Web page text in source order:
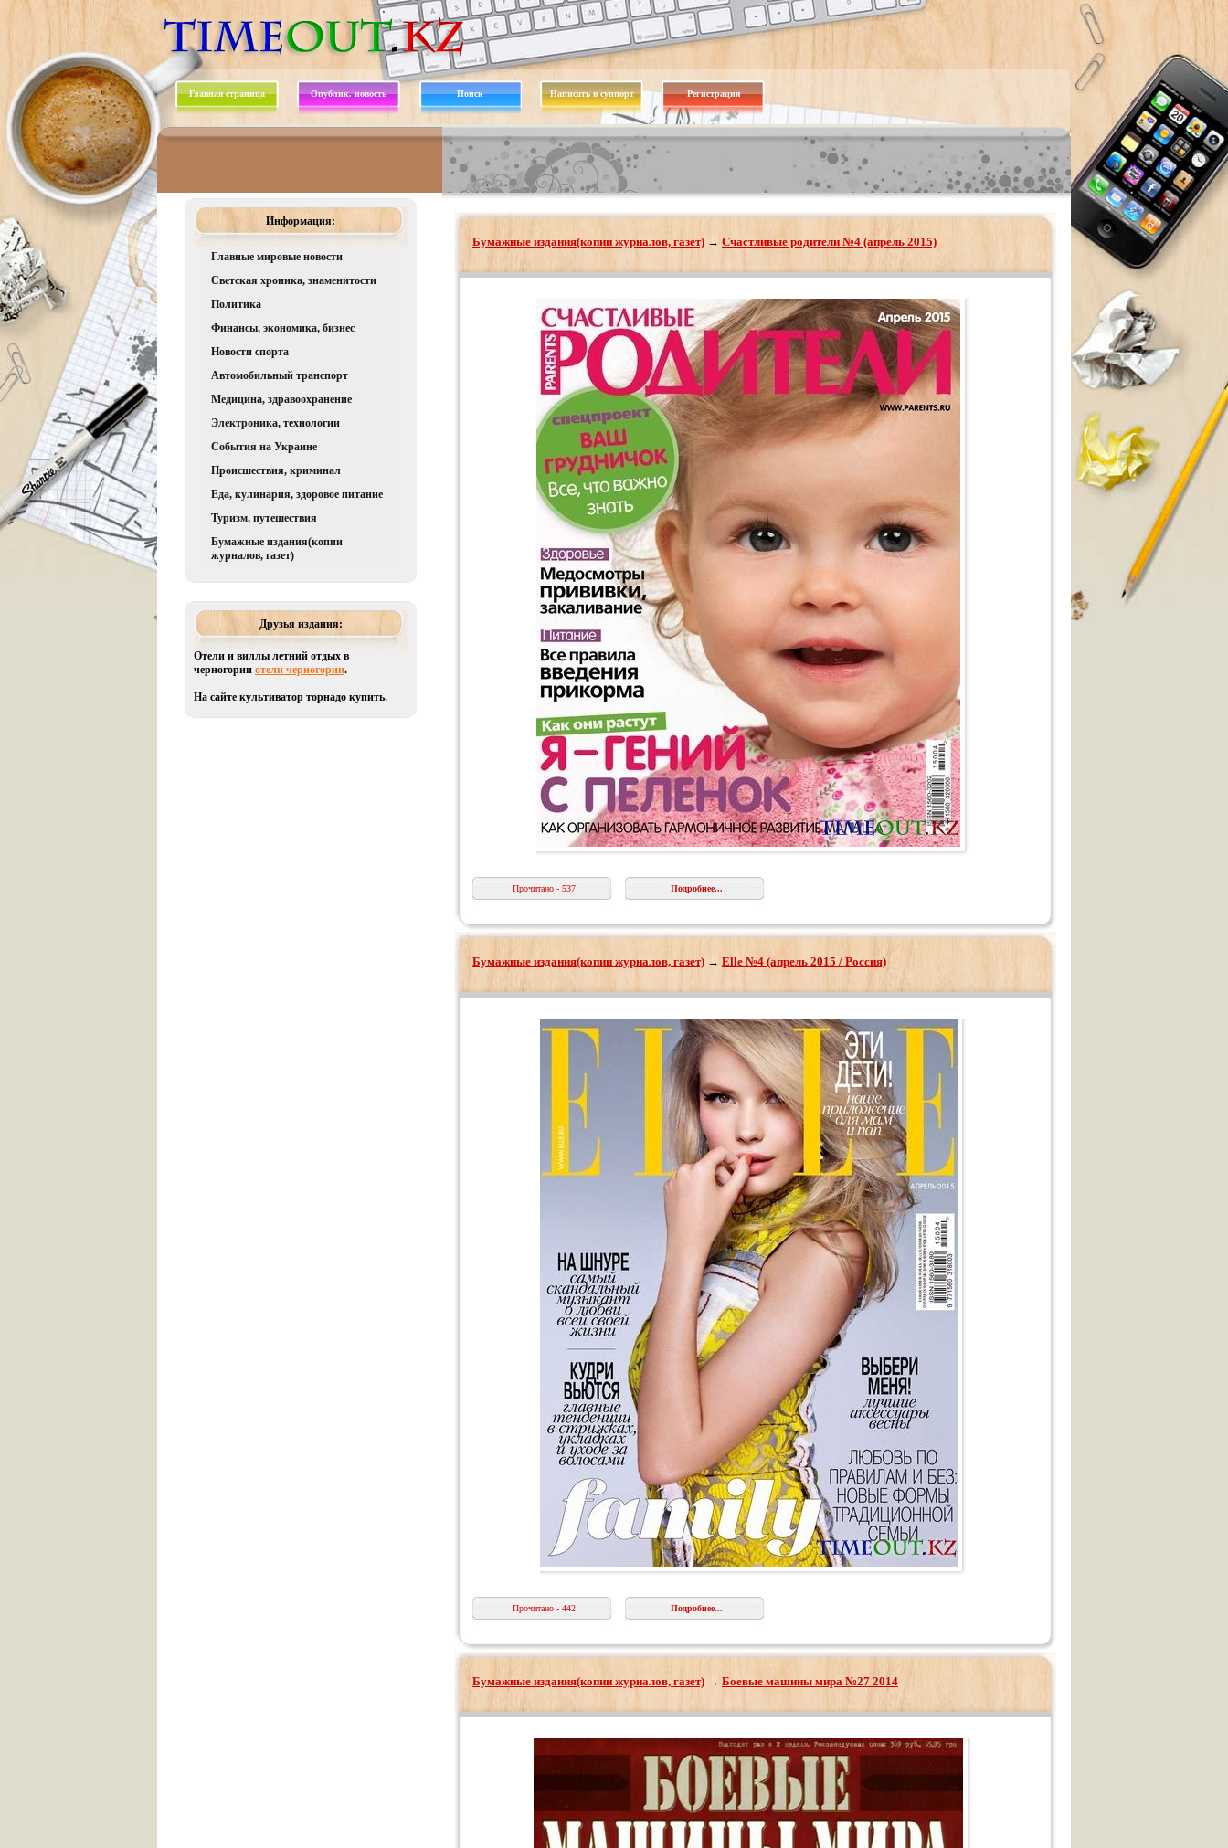
Главная страница Опублик. новость Поиск Написать в суппорт Регистрация
Информация:
Главные мировые новости
Светская хроника, знаменитости
Политика
Финансы, экономика, бизнес
Новости спорта
Автомобильный транспорт
Медицина, здравоохранение
Электроника, технологии
События на Украине
Происшествия, криминал
Еда, кулинария, здоровое питание
Туризм, путешествия
Бумажные издания(копии
журналов, газет)
Друзья издания:
Отели и виллы летний отдых в
черногории отели черногории.
На сайте культиватор торнадо купить.
Бумажные издания(копии журналов, газет) → Счастливые родители №4 (апрель 2015)
Прочитано - 537 Подробнее...
Бумажные издания(копии журналов, газет) → Elle №4 (апрель 2015 / Россия)
Прочитано - 442 Подробнее...
Бумажные издания(копии журналов, газет) → Боевые машины мира №27 2014